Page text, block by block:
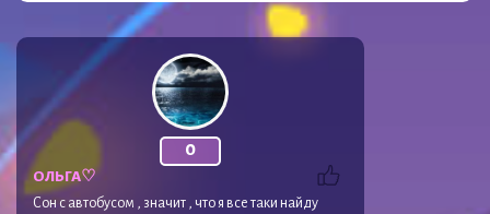
0
ОЛЬГА♡
Сон с автобусом , значит , что я все таки найду